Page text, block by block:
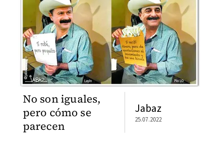
No son iguales,
pero cómo se
parecen
Jabaz
25.07.2022